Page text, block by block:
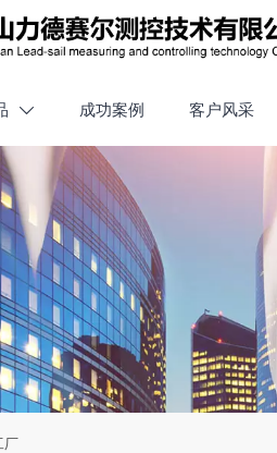
 成功案例 客户风采
厂